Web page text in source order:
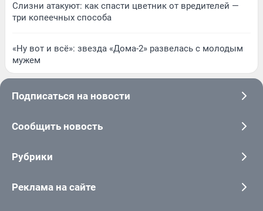
Слизни атакуют: как спасти цветник от вредителей —
три копеечных способа
«Ну вот и всё»: звезда «Дома-2» развелась с молодым
мужем
Подписаться на новости
Сообщить новость
Рубрики
Реклама на сайте